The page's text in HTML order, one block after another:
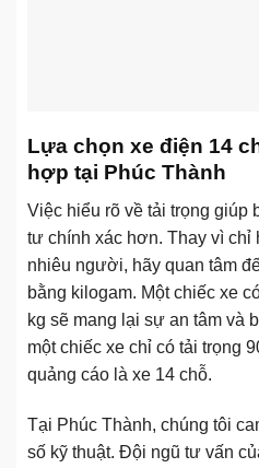
Lựa chọn xe điện 14
hợp tại Phúc Thành
Việc hiểu rõ về tải trọng giúp
tư chính xác hơn. Thay vì
nhiêu người, hãy quan tâm
bằng kilogam. Một chiếc xe
kg sẽ mang lại sự an tâm và
một chiếc xe chỉ có tải trọng
quảng cáo là xe 14 chỗ.
Tại Phúc Thành, chúng tôi
số kỹ thuật. Đội ngũ tư vấn